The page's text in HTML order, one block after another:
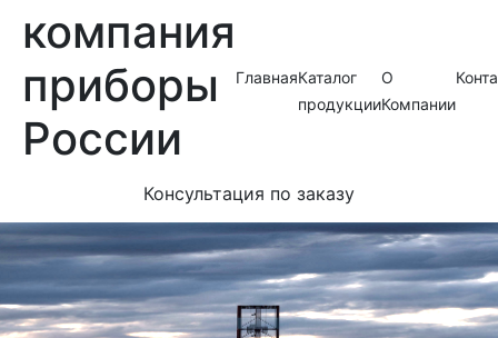
компания
приборы
России
ГлавнаяКаталог
продукции
О
Компании
Консультация по заказу